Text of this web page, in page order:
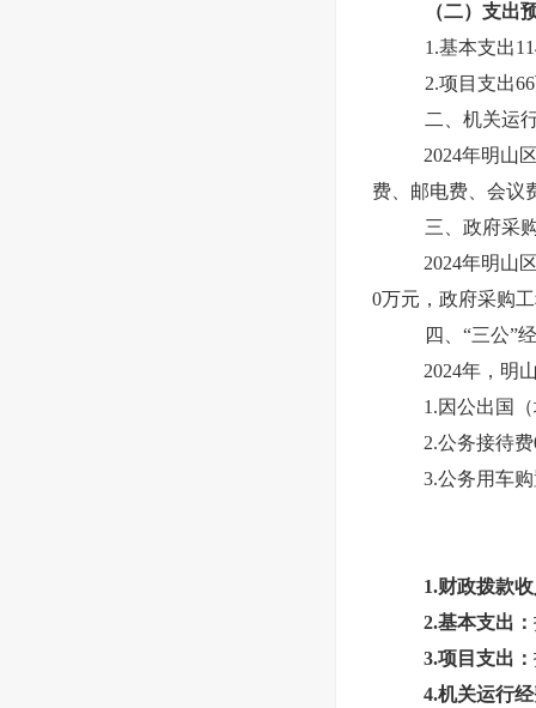
（二）支出
1.基本支出
2.项目支出
二、机关运
2024年明山
费、邮电费、会议
三、政府采
2024年明山
0万元，政府采购
四、“三公”
2024年，明
1.因公出国
2.公务接待
3.公务用车
1.财政拨款
2.基本支出：
3.项目支出：
4.机关运行